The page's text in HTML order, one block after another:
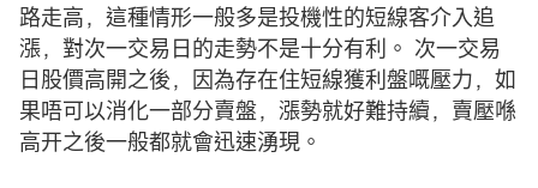
路走高，這種情形一般多是投機性的短線客介入追
漲，對次一交易日的走勢不是十分有利。 次一交易
日股價高開之後，因為存在住短線獲利盤嘅壓力，如
果唔可以消化一部分賣盤，漲勢就好難持續，賣壓喺
高开之後一般都就會迅速湧現。